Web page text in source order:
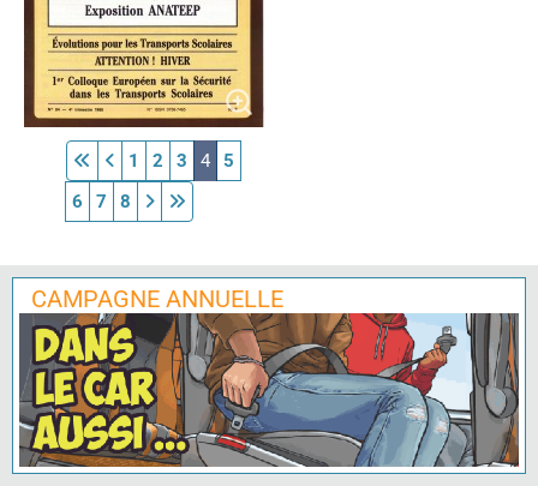
1 2 3 4
5
6
7 8
CAMPAGNE ANNUELLE